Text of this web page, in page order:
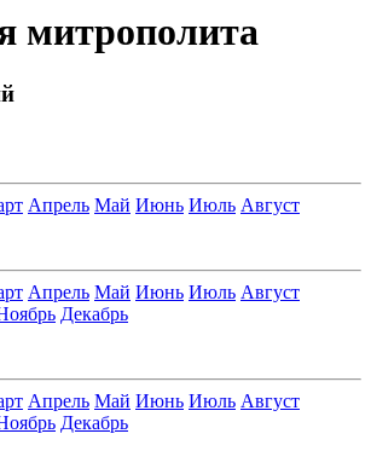
митрополита
Апрель Май Июнь Июль Август
Апрель Май Июнь Июль Август
Декабрь
Апрель Май Июнь Июль Август
Декабрь